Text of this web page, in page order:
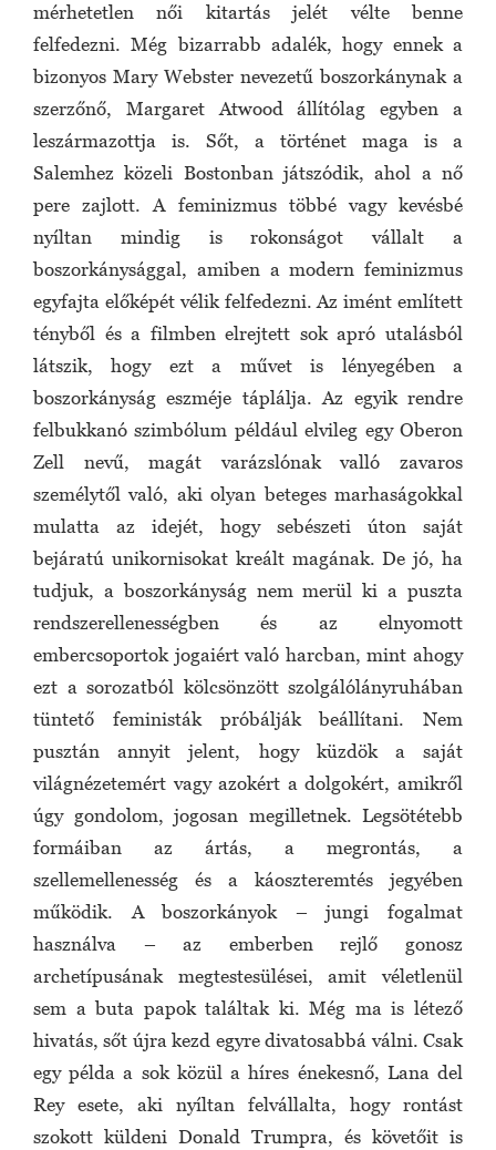
mérhetetlen női kitartás jelét vélte benne
felfedezni. Még bizarrabb adalék, hogy ennek a
bizonyos Mary Webster nevezetű boszorkánynak a
szerzőnő, Margaret Atwood állítólag egyben a
leszármazottja is. Sőt, a történet maga is a
Salemhez közeli Bostonban játszódik, ahol a nő
pere zajlott. A feminizmus többé vagy kevésbé
nyíltan mindig is rokonságot vállalt a
boszorkánysággal, amiben a modern feminizmus
egyfajta előképét vélik felfedezni. Az imént említett
tényből és a filmben elrejtett sok apró utalásból
látszik, hogy ezt a művet is lényegében a
boszorkányság eszméje táplálja. Az egyik rendre
felbukkanó szimbólum például elvileg egy Oberon
Zell nevű, magát varázslónak valló zavaros
személytől való, aki olyan beteges marhaságokkal
mulatta az idejét, hogy sebészeti úton saját
bejáratú unikornisokat kreált magának. De jó, ha
tudjuk, a boszorkányság nem merül ki a puszta
rendszerellenességben és az elnyomott
embercsoportok jogaiért való harcban, mint ahogy
ezt a sorozatból kölcsönzött szolgálólányruhában
tüntető feministák próbálják beállítani. Nem
pusztán annyit jelent, hogy küzdök a saját
világnézetemért vagy azokért a dolgokért, amikről
úgy gondolom, jogosan megilletnek. Legsötétebb
formáiban az ártás, a megrontás, a
szellemellenesség és a káoszteremtés jegyében
működik. A boszorkányok – jungi fogalmat
használva – az emberben rejlő gonosz
archetípusának megtestesülései, amit véletlenül
sem a buta papok találtak ki. Még ma is létező
hivatás, sőt újra kezd egyre divatosabbá válni. Csak
egy példa a sok közül a híres énekesnő, Lana del
Rey esete, aki nyíltan felvállalta, hogy rontást
szokott küldeni Donald Trumpra, és követőit is